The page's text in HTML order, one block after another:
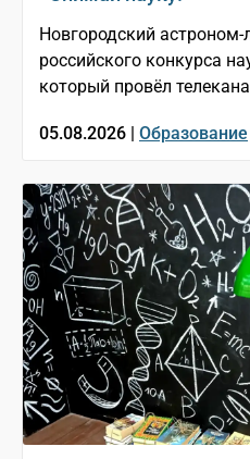
Новгородский
российского конкурса
который провёл
05.08.2026 | Образование